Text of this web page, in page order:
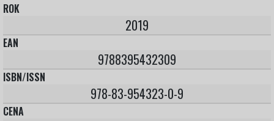
ROK
2019
EAN
9788395432309
ISBN/ISSN
978-83-954323-0-9
CENA